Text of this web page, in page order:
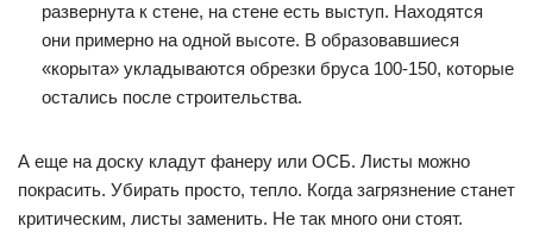
развернута к стене, на стене есть выступ. Находятся
они примерно на одной высоте. В образовавшиеся
«корыта» укладываются обрезки бруса 100-150, которые
остались после строительства.
А еще на доску кладут фанеру или ОСБ. Листы можно
покрасить. Убирать просто, тепло. Когда загрязнение станет
критическим, листы заменить. Не так много они стоят.